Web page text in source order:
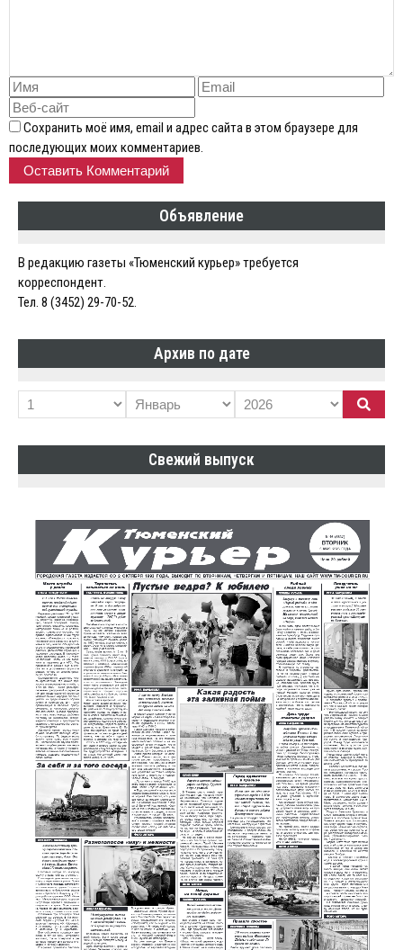
Сохранить моё имя, email и адрес сайта в этом браузере для
последующих моих комментариев.
Объявление
В редакцию газеты «Тюменский курьер» требуется
корреспондент.
Тел. 8 (3452) 29-70-52.
Архив по дате
Свежий выпуск